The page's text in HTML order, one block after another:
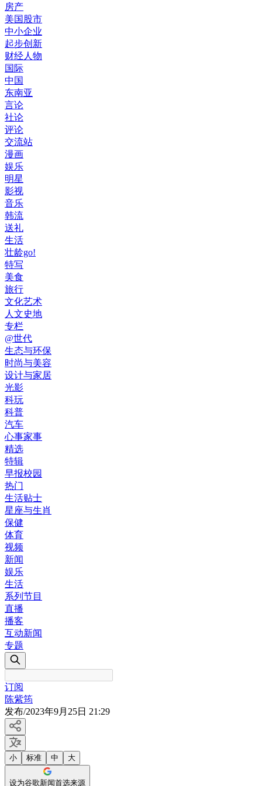
房产
美国股市
中小企业
起步创新
财经人物
国际
中国
东南亚
言论
社论
评论
交流站
漫画
娱乐
明星
影视
音乐
韩流
送礼
生活
壮龄go!
特写
美食
旅行
文化艺术
人文史地
专栏
@世代
生态与环保
时尚与美容
设计与家居
光影
科玩
科普
汽车
心事家事
精选
特辑
早报校园
热门
生活贴士
星座与生肖
保健
体育
视频
新闻
娱乐
生活
系列节目
直播
播客
互动新闻
专题
订阅
陈紫筠
发布/2023年9月25日 21:29
小 标准 中 大
设为谷歌新闻首选来源